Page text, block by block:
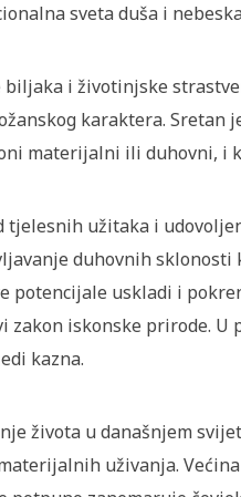
sveta duša i
biljaka i životinjske
karaktera. Sretan
materijalni ili duhovni, i
tjelesnih užitaka i
duhovnih sklonosti
potencijale uskladi i
zakon iskonske prirode. U
kazna.
života u današnjem
uživanja.